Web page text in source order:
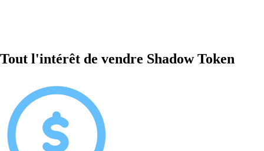
Tout l'intérêt de vendre Shadow Token